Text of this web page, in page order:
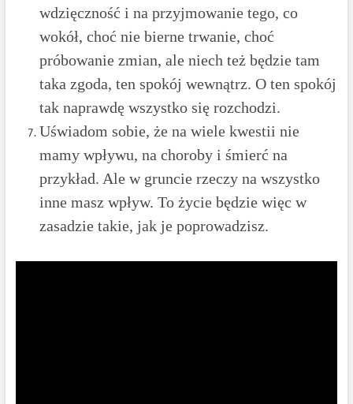
wdzięczność i na przyjmowanie tego, co
wokół, choć nie bierne trwanie, choć
próbowanie zmian, ale niech też będzie tam
taka zgoda, ten spokój wewnątrz. O ten spokój
tak naprawdę wszystko się rozchodzi.
Uświadom sobie, że na wiele kwestii nie
mamy wpływu, na choroby i śmierć na
przykład. Ale w gruncie rzeczy na wszystko
inne masz wpływ. To życie będzie więc w
zasadzie takie, jak je poprowadzisz.